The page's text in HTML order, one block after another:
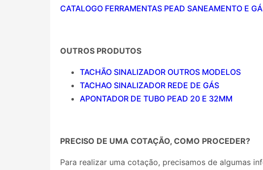
CATALOGO FERRAMENTAS PEAD SANEAMENTO E
OUTROS PRODUTOS
TACHÃO SINALIZADOR OUTROS MODELOS
TACHAO SINALIZADOR REDE DE GÁS
APONTADOR DE TUBO PEAD 20 E 32MM
PRECISO DE UMA COTAÇÃO, COMO PROCEDER?
Para realizar uma cotação, precisamos de algumas